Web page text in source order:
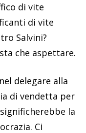
di vite
di vite
Salvini?
che aspettare.
delegare alla
di vendetta per
la
Ci